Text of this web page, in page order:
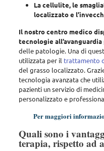
La cellulite, le
localizzato e
Il nostro centro medico
tecnologie all’avanguardia
delle patologie. Una di
utilizzata per il trattamento
del grasso localizzato.
tecnologia avanzata che
pazienti un servizio di
personalizzato e
Per maggiori
Quali sono i
terapia, rispetto ad